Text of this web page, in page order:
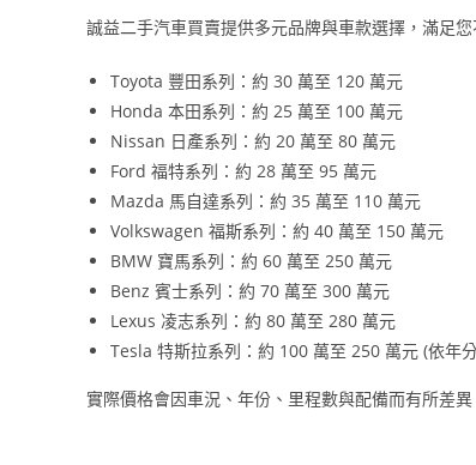
誠益二手汽車買賣提供多元品牌與車款選擇，滿足您
Toyota 豐田系列：約 30 萬至 120 萬元
Honda 本田系列：約 25 萬至 100 萬元
Nissan 日產系列：約 20 萬至 80 萬元
Ford 福特系列：約 28 萬至 95 萬元
Mazda 馬自達系列：約 35 萬至 110 萬元
Volkswagen 福斯系列：約 40 萬至 150 萬元
BMW 寶馬系列：約 60 萬至 250 萬元
Benz 賓士系列：約 70 萬至 300 萬元
Lexus 凌志系列：約 80 萬至 280 萬元
Tesla 特斯拉系列：約 100 萬至 250 萬元 (依年
實際價格會因車況、年份、里程數與配備而有所差